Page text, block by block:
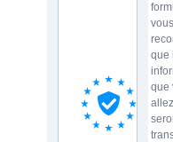
vous
que
que